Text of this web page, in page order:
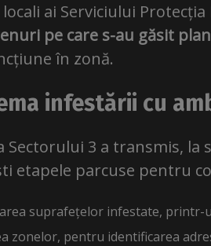
ai Serviciului
pe care s-au găsit
în zonă.
infestării cu
Sectorului 3 a transmis,
etapele parcuse pentru
suprafețelor infestate, printr-
zonelor, pentru identificarea